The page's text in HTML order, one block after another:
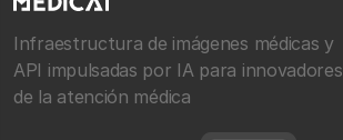
Infraestructura de imágenes médicas y
API impulsadas por IA para innovadores
de la atención médica